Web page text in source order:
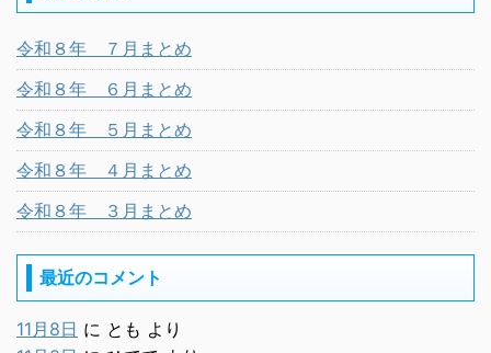
令和８年 ７月まとめ
令和８年 ６月まとめ
令和８年 ５月まとめ
令和８年 ４月まとめ
令和８年 ３月まとめ
最近のコメント
11月8日 に とも より